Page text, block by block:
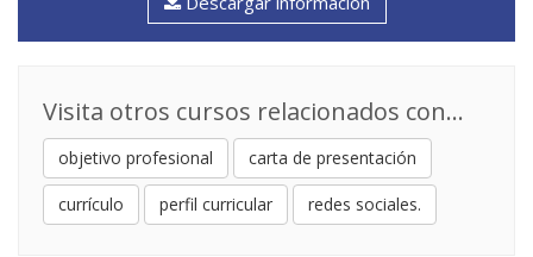
Visita otros cursos relacionados con...
objetivo profesional carta de presentación
currículo perfil curricular redes sociales.